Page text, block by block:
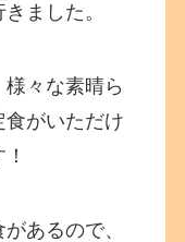
きました。
々な素晴ら
食がいただけ
あるので、